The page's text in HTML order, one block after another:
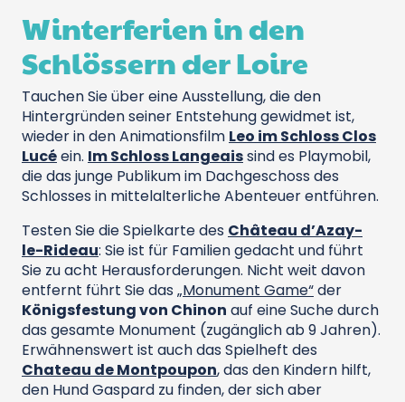
Winterferien in den
Schlössern der Loire
Tauchen Sie über eine Ausstellung, die den
Hintergründen seiner Entstehung gewidmet ist,
wieder in den Animationsfilm Leo im Schloss Clos
Lucéein. Im Schloss Langeaissind es Playmobil,
die das junge Publikum im Dachgeschoss des
Schlosses in mittelalterliche Abenteuer entführen.
Testen Sie die Spielkarte des Château d’Azay-
le-Rideau: Sie ist für Familien gedacht und führt
Sie zu acht Herausforderungen. Nicht weit davon
entfernt führt Sie das „Monument Game“der
Königsfestung von Chinon auf eine Suche durch
das gesamte Monument (zugänglich ab 9 Jahren).
Erwähnenswert ist auch das Spielheft des
Chateau de Montpoupon, das den Kindern hilft,
den Hund Gaspard zu finden, der sich aber